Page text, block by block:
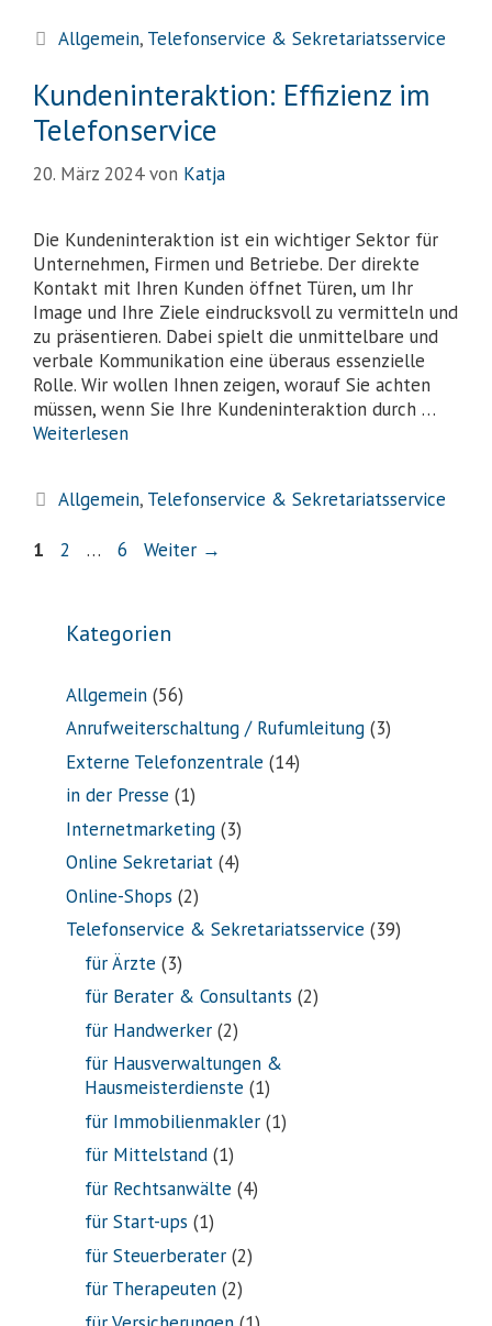
Allgemein, Telefonservice & Sekretariatsservice
Kundeninteraktion: Effizienz im
Telefonservice
20. März 2024 von Katja
Die Kundeninteraktion ist ein wichtiger Sektor für
Unternehmen, Firmen und Betriebe. Der direkte
Kontakt mit Ihren Kunden öffnet Türen, um Ihr
Image und Ihre Ziele eindrucksvoll zu vermitteln und
zu präsentieren. Dabei spielt die unmittelbare und
verbale Kommunikation eine überaus essenzielle
Rolle. Wir wollen Ihnen zeigen, worauf Sie achten
müssen, wenn Sie Ihre Kundeninteraktion durch …
Weiterlesen
Allgemein, Telefonservice & Sekretariatsservice
1 2 … 6 Weiter →
Kategorien
Allgemein (56)
Anrufweiterschaltung / Rufumleitung (3)
Externe Telefonzentrale (14)
in der Presse (1)
Internetmarketing (3)
Online Sekretariat (4)
Online-Shops (2)
Telefonservice & Sekretariatsservice (39)
für Ärzte (3)
für Berater & Consultants (2)
für Handwerker (2)
für Hausverwaltungen &
Hausmeisterdienste (1)
für Immobilienmakler (1)
für Mittelstand (1)
für Rechtsanwälte (4)
für Start-ups (1)
für Steuerberater (2)
für Therapeuten (2)